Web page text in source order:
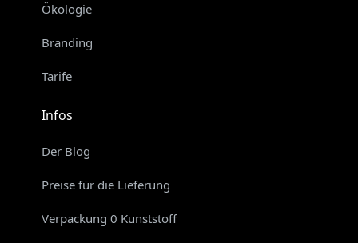
Ökologie
Branding
Tarife
Infos
Der Blog
Preise für die Lieferung
Verpackung 0 Kunststoff